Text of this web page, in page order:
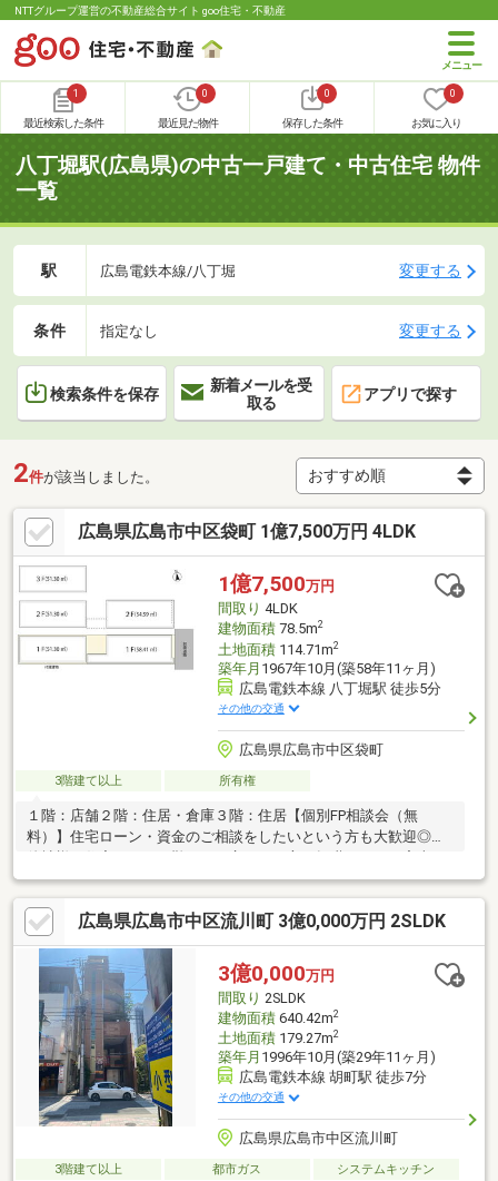
NTTグループ運営の不動産総合サイト goo住宅・不動産
1
最近検索した条件
0
最近見た物件
0
保存した条件
0
お気に入り
八丁堀駅(広島県)の中古一戸建て・中古住宅 物件
一覧
駅 広島電鉄本線/八丁堀 変更する
条件 指定なし 変更する
検索条件を保存
新着メールを受
取る
アプリで探す
2件が該当しました。
広島県広島市中区袋町 1億7,500万円 4LDK
1億7,500万円
間取り 4LDK
建物面積78.5m2
土地面積114.71m2
築年月 1967年10月(築58年11ヶ月)
広島電鉄本線 八丁堀駅 徒歩5分
その他の交通
広島県広島市中区袋町
3階建て以上 所有権
１階：店舗２階：住居・倉庫３階：住居【個別FP相談会（無
料）】住宅ローン・資金のご相談をしたいという方も大歓迎◎・
不安がある方・お借入れがある方（お車/カード/キャッシング/リ
ボ）等・お支払いが不安な方・頭金のご準備に不安のある方お気
軽にご連絡、ご相談くださいませ！
広島県広島市中区流川町 3億0,000万円 2SLDK
3億0,000万円
間取り 2SLDK
建物面積640.42m2
土地面積179.27m2
築年月 1996年10月(築29年11ヶ月)
広島電鉄本線 胡町駅 徒歩7分
その他の交通
広島県広島市中区流川町
3階建て以上 都市ガス
システムキッチン